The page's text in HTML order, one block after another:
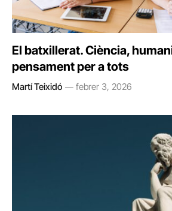
El batxillerat. Ciència,
pensament per a tots
Martí Teixidó febrer 3, 2026